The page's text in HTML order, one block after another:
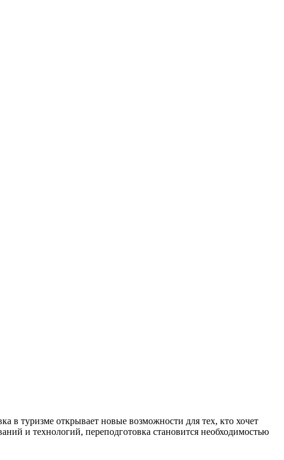
в туризме открывает новые возможности для тех, кто хочет
и технологий, переподготовка становится необходимостью